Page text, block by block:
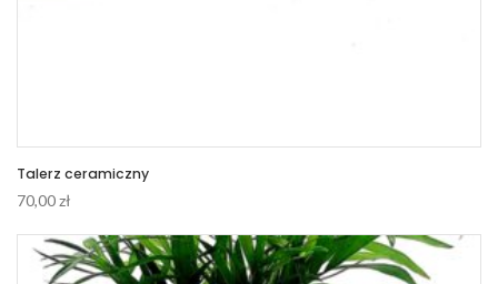
Talerz ceramiczny
70,00zł